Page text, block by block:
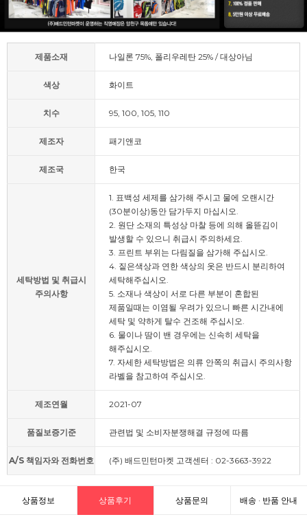
제품소재 나일론 75%, 폴리우레탄 25% / 대상아님
색상 화이트
치수 95, 100, 105, 110
제조자 패기앤코
제조국 한국
세탁방법 및 취급시
주의사항
1. 표백성 세제를 삼가해 주시고 물에 오랜시간
(30분이상)동안 담가두지 마십시오.
2. 원단 소재의 특성상 마찰 등에 의해 올뜯김이
발생할 수 있으니 취급시 주의하세요.
3. 프린트 부위는 다림질을 삼가해 주십시오.
4. 짙은색상과 연한 색상의 옷은 반드시 분리하여
세탁해주십시오.
5. 소재나 색상이 서로 다른 부분이 혼합된
제품일때는 이염될 우려가 있으니 빠른 시간내에
세탁 및 약하게 탈수 건조해 주십시오.
6. 물이나 땀이 밴 경우에는 신속히 세탁을
해주십시오.
7. 자세한 세탁방법은 의류 안쪽의 취급시 주의사항
라벨을 참고하여 주십시오.
제조연월 2021-07
품질보증기준 관련법 및 소비자분쟁해결 규정에 따름
A/S 책임자와 전화번호 (주) 배드민턴마켓 고객센터 : 02-3663-3922
상품정보 상품후기 상품문의 배송 · 반품 안내